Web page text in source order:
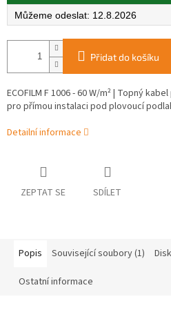
12.8.2026
Přidat do košíku
ECOFILM F 1006 - 60 W/m² | Topný
pro přímou instalaci pod plovoucí
Detailní informace
ZEPTAT SE SDÍLET
Popis Související soubory (1)
Ostatní informace